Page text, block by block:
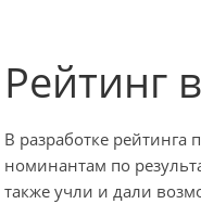
Рейтинг
В разработке
номинантам по
также учли и дали